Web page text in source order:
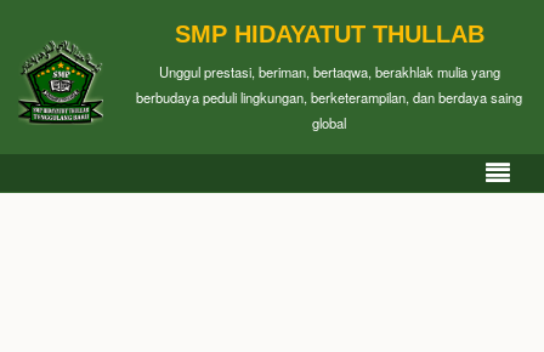
SMP HIDAYATUT THULLAB
Unggul prestasi, beriman, bertaqwa, berakhlak mulia yang
berbudaya peduli lingkungan, berketerampilan, dan berdaya saing
global